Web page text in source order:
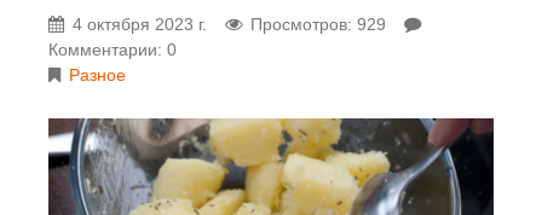
4 октября 2023 г.
Просмотров: 929
Комментарии: 0
Разное